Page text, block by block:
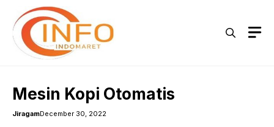
content
Mesin Kopi Otomatis
JiragamDecember 30, 2022